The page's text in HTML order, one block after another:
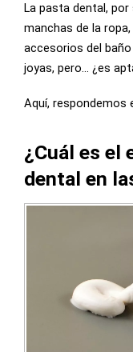
La pasta dental,
manchas de la
accesorios del
joyas, pero… ¿es
Aquí, respondemos
¿Cuál es el
dental en